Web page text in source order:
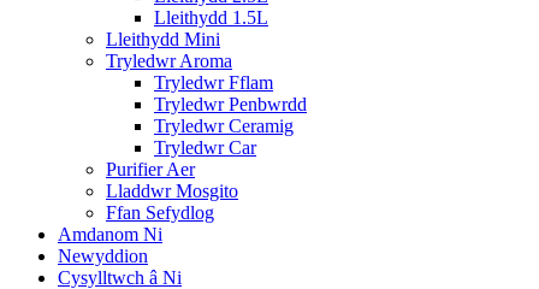
Lleithydd 1.5L
Lleithydd Mini
Tryledwr Aroma
Tryledwr Fflam
Tryledwr Penbwrdd
Tryledwr Ceramig
Tryledwr Car
Purifier Aer
Lladdwr Mosgito
Ffan Sefydlog
Amdanom Ni
Newyddion
Cysylltwch â Ni